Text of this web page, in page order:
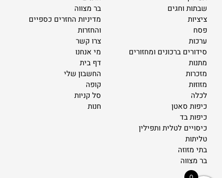
שבתות וחגים
ציציות
פסח
ערכות
סידורים ברכונים ומחזורים
מתנות
מזכרות
מזוזות
לכלה
כיפות סאטן
כיפות בד
כיסויים לטלית ותפילין
טליתות
בתי מזוזה
בר מצווה
בר מצווה
מדיניות החזרים כספיים
והחזרות
צרו קשר
מי אנחנו
דף בית
החשבון שלי
קופה
סל קניות
חנות